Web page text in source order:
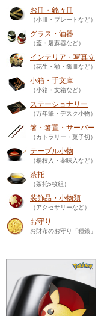
お皿・銘々皿
（小皿・プレートなど）
グラス・酒器
（盃・屠蘇器など）
インテリア・写真立
（花生・額・飾皿など）
小箱・手文庫
（小箱・文箱など）
ステーショナリー
（万年筆・デスク小物）
箸・箸置・サーバー
（カトラリー・菓子切）
テーブル小物
（楊枝入・薬味入など）
茶托
（茶托5枚組）
装飾品・小物類
（アクセサリーなど）
お守り
お財布のお守り「種銭」